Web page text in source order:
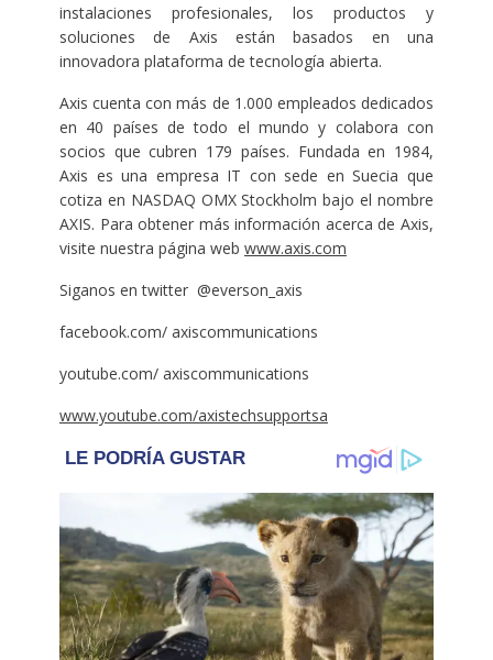
instalaciones profesionales, los productos y
soluciones de Axis están basados en una
innovadora plataforma de tecnología abierta.
Axis cuenta con más de 1.000 empleados dedicados
en 40 países de todo el mundo y colabora con
socios que cubren 179 países. Fundada en 1984,
Axis es una empresa IT con sede en Suecia que
cotiza en NASDAQ OMX Stockholm bajo el nombre
AXIS. Para obtener más información acerca de Axis,
visite nuestra página web www.axis.com
Siganos en twitter @everson_axis
facebook.com/ axiscommunications
youtube.com/ axiscommunications
www.youtube.com/axistechsupportsa